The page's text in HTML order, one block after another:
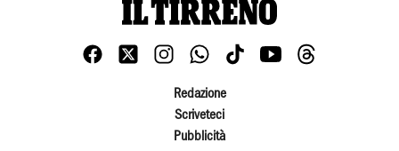
Redazione
Scriveteci
Pubblicità